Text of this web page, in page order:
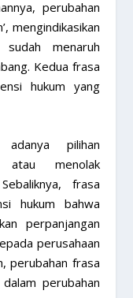
perubahan
mengindikasikan
menaruh
Kedua frasa
hukum yang
adanya pilihan
atau menolak
frasa
hukum bahwa
perpanjangan
perusahaan
perubahan frasa
perubahan